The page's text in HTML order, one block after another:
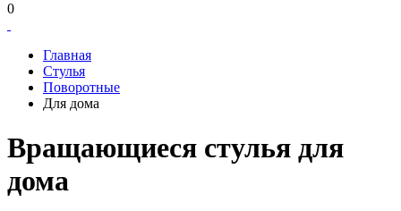
0
Главная
Стулья
Поворотные
Для дома
Вращающиеся стулья для
дома